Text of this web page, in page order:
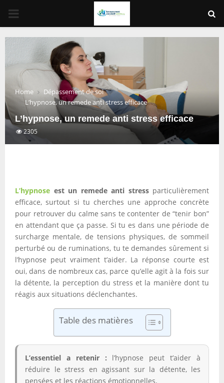
PRIMARY
MENU
Home
Dépassement de soi
L’hypnose, un remede anti stress efficace
L’hypnose, un remede anti stress efficace
2305
L’hypnose est un remede anti stressparticulièrement
efficace, surtout si tu cherches une approche concrète
pour retrouver du calme sans te contenter de “tenir bon”
en attendant que ça passe. Si tu es dans une période de
surcharge mentale, de tensions physiques, de sommeil
perturbé ou de ruminations, tu te demandes sûrement si
l’hypnose peut vraiment t’aider. La réponse courte est
oui, dans de nombreux cas, parce qu’elle agit à la fois sur
la détente, la perception du stress et la manière dont tu
réagis aux situations déclenchantes.
Table des matières
L’essentiel a retenir : l’hypnose peut t’aider à
réduire le stress en agissant sur la détente, les
pensées et les réactions émotionnelles.